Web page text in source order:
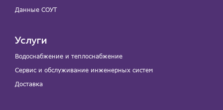
Данные СОУТ
Услуги
Водоснабжение и теплоснабжение
Сервис и обслуживание инженерных систем
Доставка